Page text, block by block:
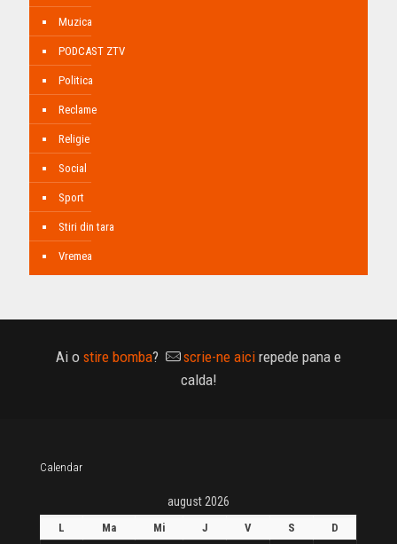
Muzica
PODCAST ZTV
Politica
Reclame
Religie
Social
Sport
Stiri din tara
Vremea
Ai o stire bomba? scrie-ne aici repede pana e
calda!
Calendar
august 2026
L Ma Mi J V S
D